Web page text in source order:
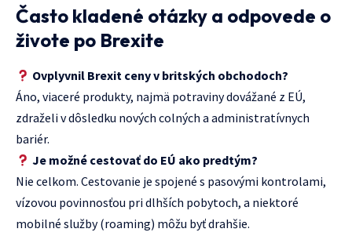
Často kladené otázky a odpovede o
živote po Brexite
Ovplyvnil Brexit ceny v britských obchodoch?
Áno, viaceré produkty, najmä potraviny dovážané z EÚ,
zdraželi v dôsledku nových colných a administratívnych
bariér.
Je možné cestovať do EÚ ako predtým?
Nie celkom. Cestovanie je spojené s pasovými kontrolami,
vízovou povinnosťou pri dlhších pobytoch, a niektoré
mobilné služby (roaming) môžu byť drahšie.